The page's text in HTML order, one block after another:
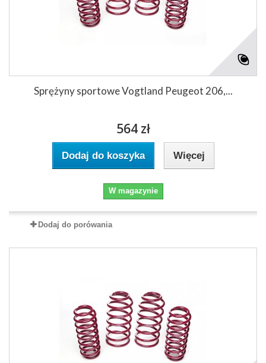
Sprężyny sportowe Vogtland Peugeot 206,...
564 zł
Dodaj do koszyka Więcej
W magazynie
Dodaj do porówania